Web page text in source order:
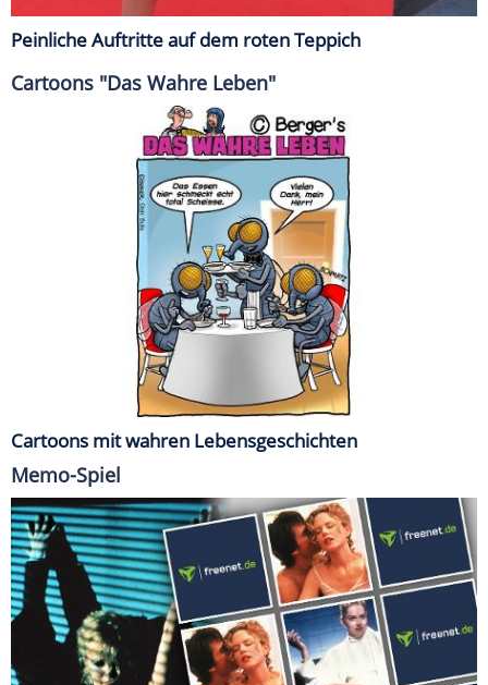
Peinliche Auftritte auf dem roten Teppich
Cartoons "Das Wahre Leben"
Cartoons mit wahren Lebensgeschichten
Memo-Spiel